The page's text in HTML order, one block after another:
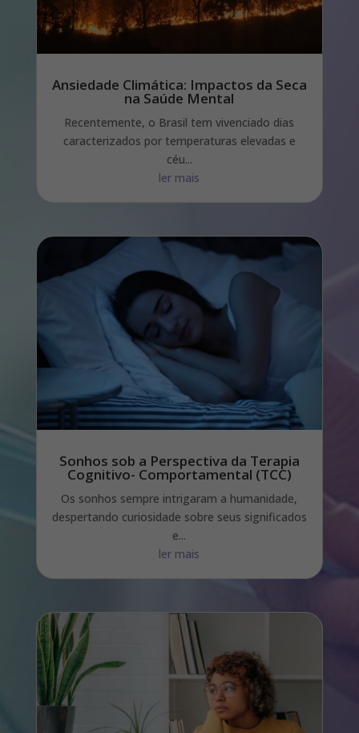
Ansiedade Climática: Impactos da Seca
na Saúde Mental
Recentemente, o Brasil tem vivenciado dias
caracterizados por temperaturas elevadas e
céu...
ler mais
Sonhos sob a Perspectiva da Terapia
Cognitivo- Comportamental (TCC)
Os sonhos sempre intrigaram a humanidade,
despertando curiosidade sobre seus significados
e...
ler mais